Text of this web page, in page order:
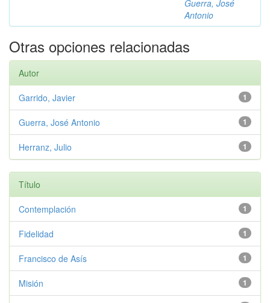
Guerra, José
Antonio
Otras opciones relacionadas
Autor
1
Garrido, Javier
1
Guerra, José Antonio
1
Herranz, Julio
Título
1
Contemplación
1
Fidelidad
1
Francisco de Asís
1
Misión